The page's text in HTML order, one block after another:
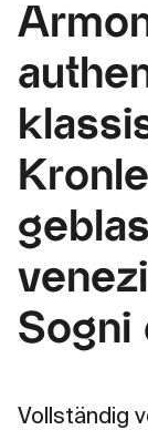
Sogni
Vollständig